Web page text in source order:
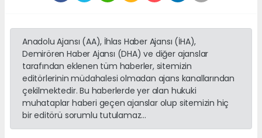
Anadolu Ajansı (AA), İhlas Haber Ajansı (İHA),
Demirören Haber Ajansı (DHA) ve diğer ajanslar
tarafından eklenen tüm haberler, sitemizin
editörlerinin müdahalesi olmadan ajans kanallarından
çekilmektedir. Bu haberlerde yer alan hukuki
muhataplar haberi geçen ajanslar olup sitemizin hiç
bir editörü sorumlu tutulamaz...